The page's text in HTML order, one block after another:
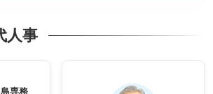
人事
専務